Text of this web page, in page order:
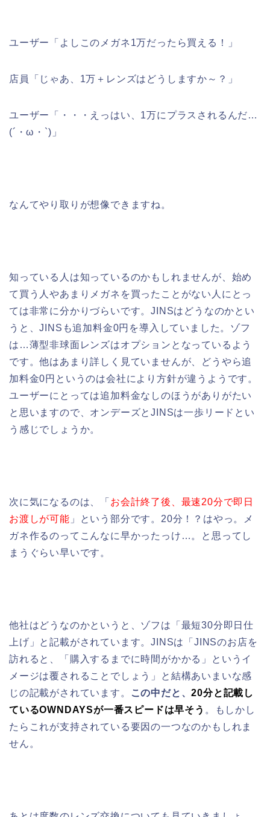
ユーザー「よしこのメガネ1万だったら買える！」
店員「じゃあ、1万＋レンズはどうしますか～？」
ユーザー「・・・えっはい、1万にプラスされるんだ…
(´・ω・`)」
なんてやり取りが想像できますね。
知っている人は知っているのかもしれませんが、始め
て買う人やあまりメガネを買ったことがない人にとっ
ては非常に分かりづらいです。JINSはどうなのかとい
うと、JINSも追加料金0円を導入していました。ゾフ
は…薄型非球面レンズはオプションとなっているよう
です。他はあまり詳しく見ていませんが、どうやら追
加料金0円というのは会社により方針が違うようです。
ユーザーにとっては追加料金なしのほうがありがたい
と思いますので、オンデーズとJINSは一歩リードとい
う感じでしょうか。
次に気になるのは、「 お会計終了後、最速20分で即日
お渡しが可能 」という部分です。20分！？はやっ。メ
ガネ作るのってこんなに早かったっけ…。と思ってし
まうぐらい早いです。
他社はどうなのかというと、ゾフは「最短30分即日仕
上げ」と記載がされています。JINSは「JINSのお店を
訪れると、「購入するまでに時間がかかる」というイ
メージは覆されることでしょう」と結構あいまいな感
じの記載がされています。
この中だと、20分と記載し
ているOWNDAYSが一番スピードは早そう 。もしかし
たらこれが支持されている要因の一つなのかもしれま
せん。